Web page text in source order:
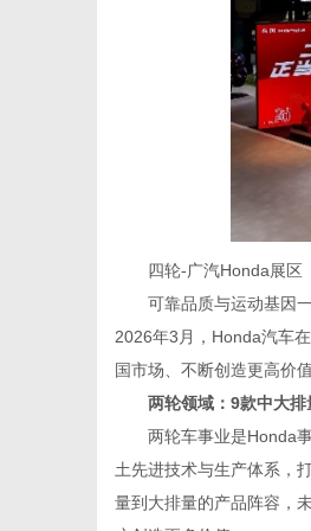
四轮-广汽
可靠品质与运动基因
2026年3月，Honda汽车
国市场、不断创造更高价
两轮领域：9款中大
两轮车事业是Honda
土先进技术与生产体系，
量到大排量的产品阵容，